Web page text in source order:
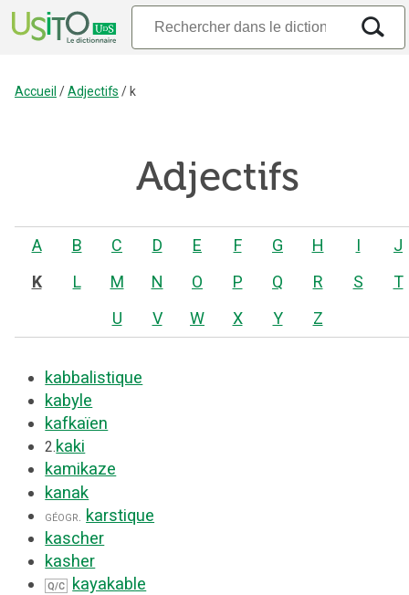
Accueil /Adjectifs / k
Adjectifs
A B C D E F G H I
J
K
L M N O P Q R S
T
U
V W X Y Z
kabbalistique
kabyle
kafkaïen
2.kaki
kamikaze
kanak
géogr. karstique
kascher
kasher
Q/C
kayakable